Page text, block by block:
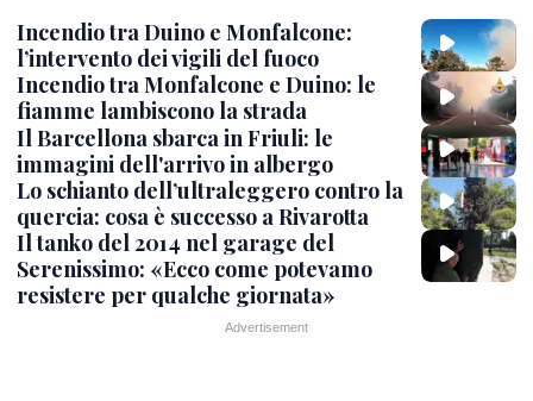
Incendio tra Duino e Monfalcone:
l’intervento dei vigili del fuoco
Incendio tra Monfalcone e Duino: le
fiamme lambiscono la strada
Il Barcellona sbarca in Friuli: le
immagini dell'arrivo in albergo
Lo schianto dell’ultraleggero contro la
quercia: cosa è successo a Rivarotta
Il tanko del 2014 nel garage del
Serenissimo: «Ecco come potevamo
resistere per qualche giornata»